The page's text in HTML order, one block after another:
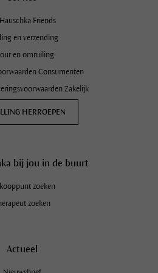
Friends
en verzending
en omruiling
Consumenten
Zakelijk
HERROEPEN
bij jou in de buurt
zoeken
zoeken
Actueel
Dr. Hauschka
10%